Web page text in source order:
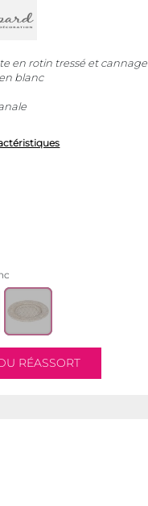
en rotin tressé et cannage
blanc